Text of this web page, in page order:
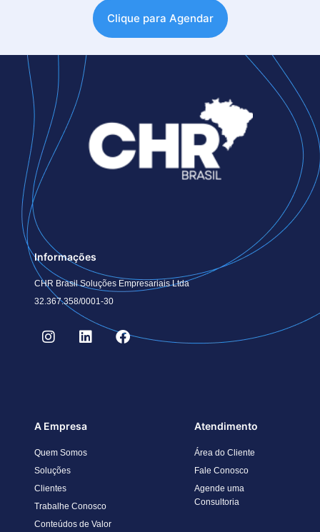
Clique para Agendar
Informações
CHR Brasil Soluções Empresariais Ltda
32.367.358/0001-30
A Empresa
Quem Somos
Soluções
Clientes
Trabalhe Conosco
Conteúdos de Valor
Atendimento
Área do Cliente
Fale Conosco
Agende uma
Consultoria